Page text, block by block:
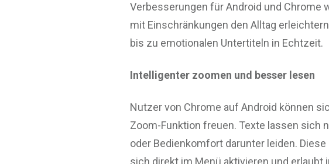
Verbesserungen für Android und Chrome
mit Einschränkungen den Alltag
bis zu emotionalen Untertiteln in Echtzeit.
Intelligenter zoomen und besser lesen
Nutzer von Chrome auf Android können
Zoom-Funktion freuen. Texte lassen sich
oder Bedienkomfort darunter leiden. Diese
sich direkt im Menü aktivieren und erlaubt